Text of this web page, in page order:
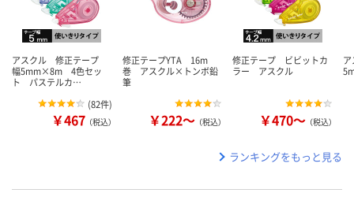
アスクル 修正テープ
幅5mm×8m 4色セッ
ト パステルカ…
(82件)
￥467 （税込）
修正テープYTA 16m
巻 アスクル×トンボ鉛
筆
￥222～ （税込）
修正テープ ビビットカ
ラー アスクル
￥470～ （税込）
ランキングをもっと見る